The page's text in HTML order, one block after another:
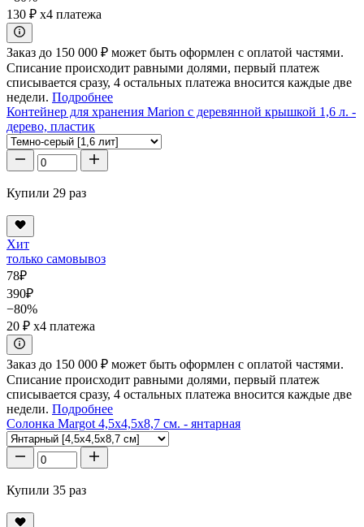
130 ₽ x4 платежа
Заказ до 150 000 ₽ может быть оформлен с оплатой частями.
Списание происходит равными долями, первый платеж
списывается сразу, 4 остальных платежа вносится каждые две
недели. Подробнее
Контейнер для хранения Marion с деревянной крышкой 1,6 л. -
дерево, пластик
Купили 29 раз
Хит
только самовывоз
78₽
390₽
−80%
20 ₽ x4 платежа
Заказ до 150 000 ₽ может быть оформлен с оплатой частями.
Списание происходит равными долями, первый платеж
списывается сразу, 4 остальных платежа вносится каждые две
недели. Подробнее
Солонка Margot 4,5x4,5x8,7 см. - янтарная
Купили 35 раз